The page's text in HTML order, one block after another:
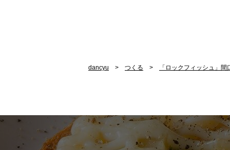
dancyu つくる 「ロックフィッシュ」